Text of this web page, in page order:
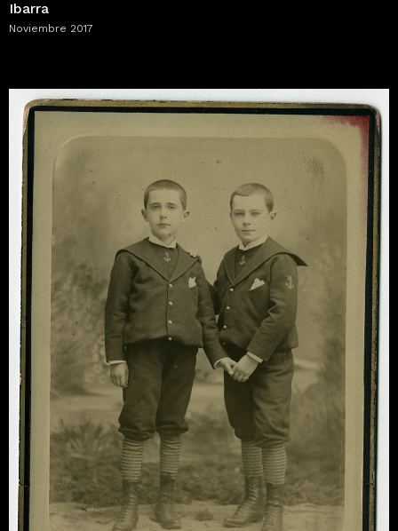
Ibarra
Noviembre 2017